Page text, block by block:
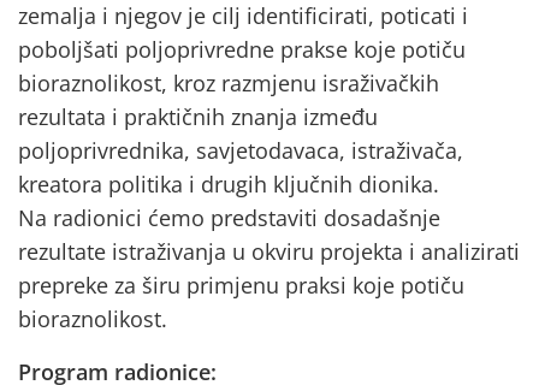
zemalja i njegov je cilj identificirati, poticati i
poboljšati poljoprivredne prakse koje potiču
bioraznolikost, kroz razmjenu israživačkih
rezultata i praktičnih znanja između
poljoprivrednika, savjetodavaca, istraživača,
kreatora politika i drugih ključnih dionika.
Na radionici ćemo predstaviti dosadašnje
rezultate istraživanja u okviru projekta i analizirati
prepreke za širu primjenu praksi koje potiču
bioraznolikost.
Program radionice: